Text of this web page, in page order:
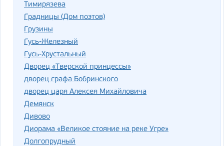
Тимирязева
Градницы (Дом поэтов)
Грузины
Гусь-Железный
Гусь-Хрустальный
Дворец «Тверской принцессы»
дворец графа Бобринского
дворец царя Алексея Михайловича
Демянск
Дивово
Диорама «Великое стояние на реке Угре»
Долгопрудный